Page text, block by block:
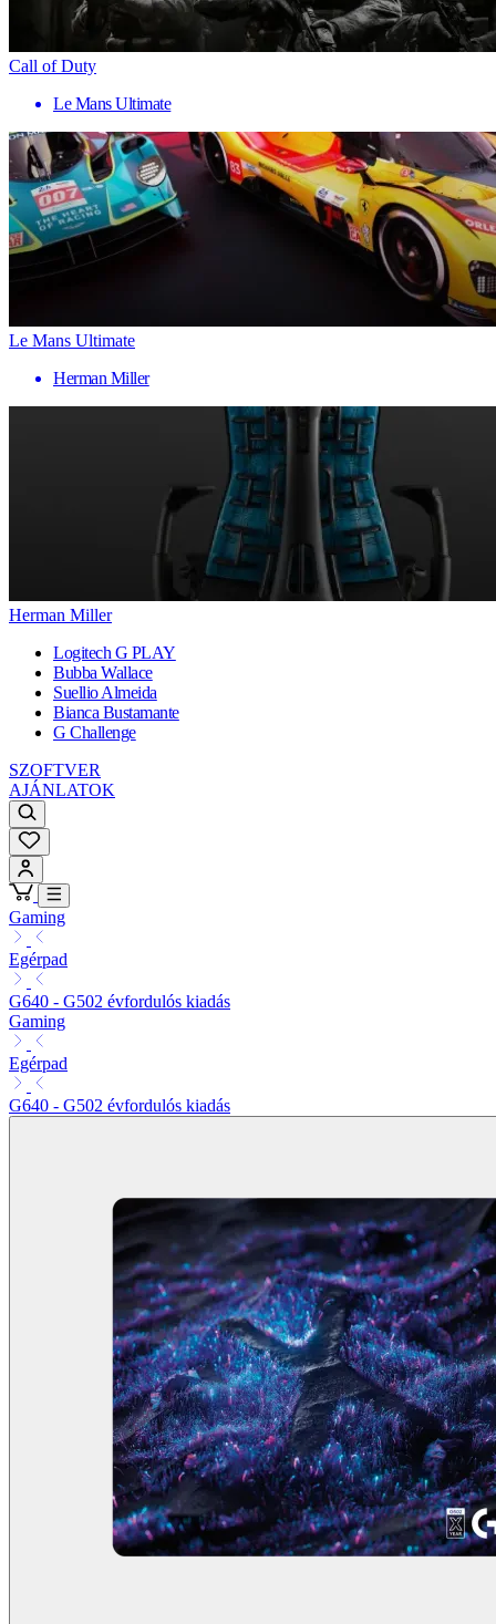
Call of Duty
Le Mans Ultimate
Le Mans Ultimate
Herman Miller
Herman Miller
Logitech G PLAY
Bubba Wallace
Suellio Almeida
Bianca Bustamante
G Challenge
SZOFTVER
AJÁNLATOK
Gaming
Egérpad
G640 - G502 évfordulós kiadás
Gaming
Egérpad
G640 - G502 évfordulós kiadás